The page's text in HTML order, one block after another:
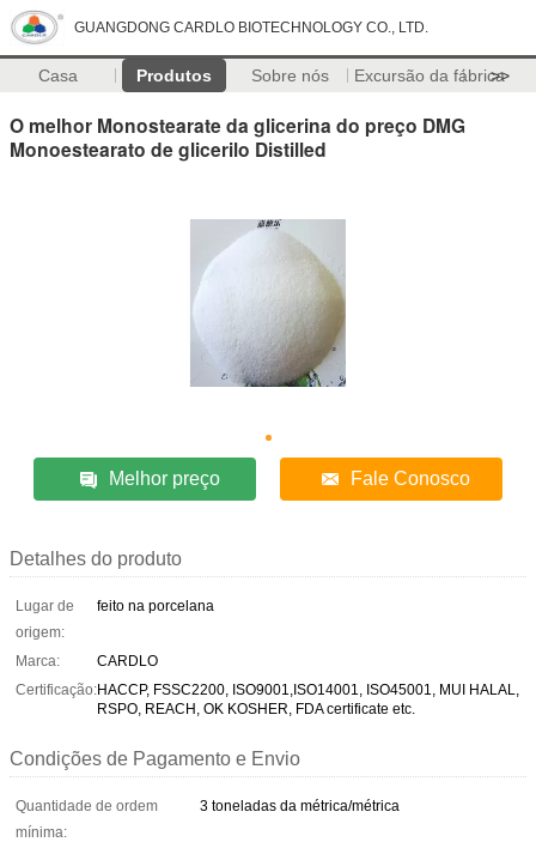
GUANGDONG CARDLO BIOTECHNOLOGY CO., LTD.
Casa Produtos Sobre nós Excursão da fábrica
>>
O melhor Monostearate da glicerina do preço DMG
Monoestearato de glicerilo Distilled
Melhor preço Fale Conosco
Detalhes do produto
Lugar de
origem:
feito na porcelana
Marca:
CARDLO
Certificação:HACCP, FSSC2200, ISO9001,ISO14001, ISO45001, MUI HALAL,
RSPO, REACH, OK KOSHER, FDA certificate etc.
Condições de Pagamento e Envio
Quantidade de ordem
mínima:
3 toneladas da métrica/métrica